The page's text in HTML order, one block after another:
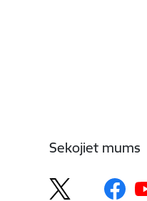
Sekojiet mums